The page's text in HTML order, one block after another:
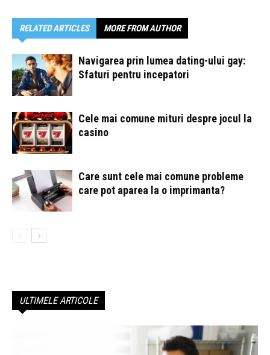
RELATED ARTICLES MORE FROM AUTHOR
Navigarea prin lumea dating-ului gay:
Sfaturi pentru incepatori
Cele mai comune mituri despre jocul la
casino
Care sunt cele mai comune probleme
care pot aparea la o imprimanta?
ULTIMELE ARTICOLE